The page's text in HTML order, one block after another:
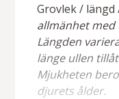
Grovlek /
allmänhet
Längden
länge ullen
Mjukheten
djurets ålder.